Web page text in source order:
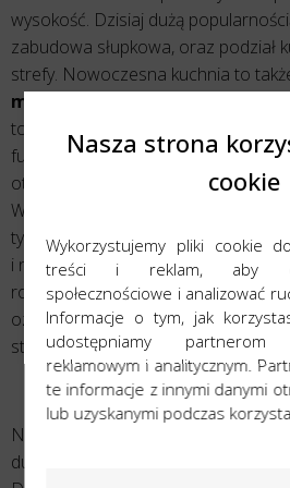
wysokość. Dzisiaj dużą
zabudowa słupkowa, oraz podział
strefy. Nowoczesna kuchnia to
mebli kuchennych
to jednak mają bardzo duże
funkcjonalnym. Chodzi tutaj między
otwierania frontów bądź systemy
Warto zaznaczyć, iż elementy okuć
tylko o samej jakości, ale również o
i nowoczesności. Modnym, a
rozwiązaniem są również uchwyty,
ozdobą wyglądu zewnętrznego,
stanowić ich część w postaci
Nowoczesne systemy
Należy zaznaczyć, iż
duży potencjał, szczególnie jeśli
Nasza strona
cookie
Wykorzystujemy pliki cookie
treści i reklam, aby
społecznościowe i analizować
Informacje o tym, jak
udostępniamy partnerom
reklamowym i analitycznym.
te informacje z innymi danymi
lub uzyskanymi podczas